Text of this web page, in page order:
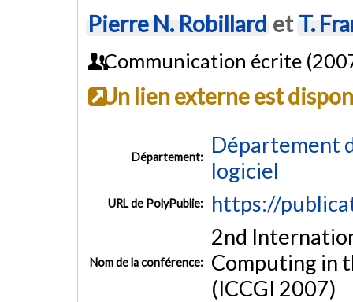
Pierre N. Robillard et T.
Communication écrite
Un lien externe est
Département:
Département
logiciel
URL de PolyPublie: https://
Nom de la conférence:
2nd
Computing in
(ICCGI 2007)